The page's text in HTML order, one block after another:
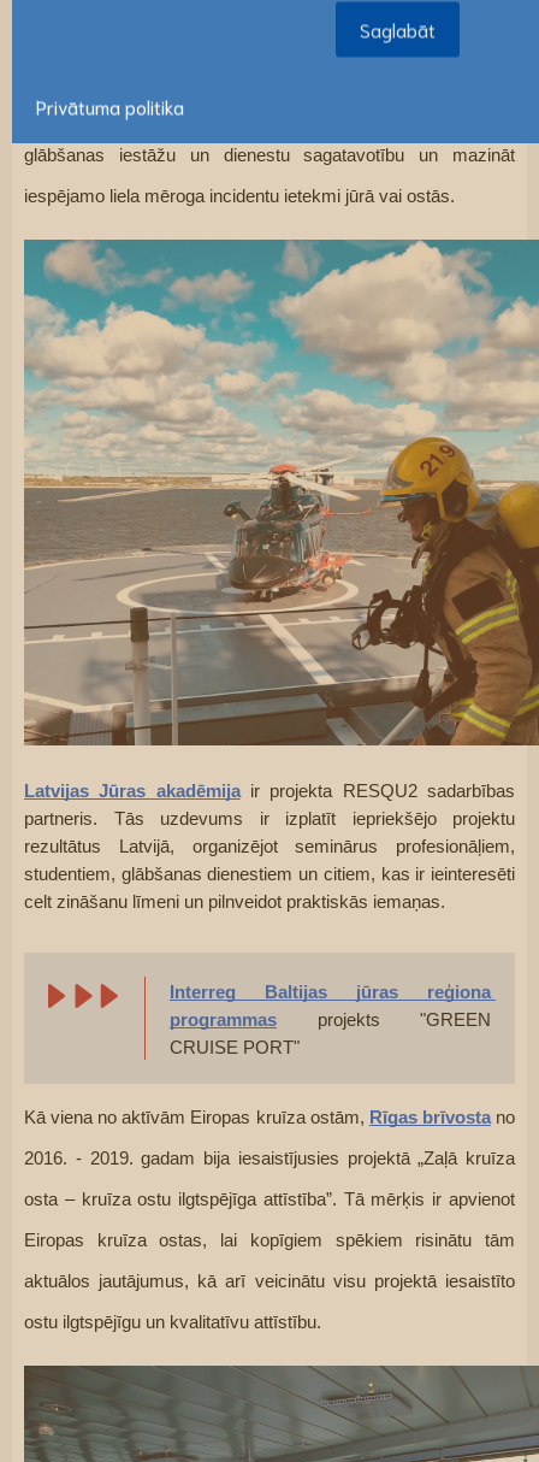
ar to iedzīvotāji var tikt pakļauti negadījuma sekām, piemēram,
noplūdes vietās. RESQU2 projekta mērķis ir palielināt
glābšanas iestāžu un dienestu sagatavotību un mazināt
iespējamo liela mēroga incidentu ietekmi jūrā vai ostās.
Latvijas Jūras akadēmija ir projekta RESQU2 sadarbības
partneris. Tās uzdevums ir izplatīt iepriekšējo projektu
rezultātus Latvijā, organizējot seminārus profesionāļiem,
studentiem, glābšanas dienestiem un citiem, kas ir ieinteresēti
celt zināšanu līmeni un pilnveidot praktiskās iemaņas.
Interreg Baltijas jūras reģiona
programmas projekts "GREEN
CRUISE PORT"
Kā viena no aktīvām Eiropas kruīza ostām, Rīgas brīvosta no
2016. - 2019. gadam bija iesaistījusies projektā „Zaļā kruīza
osta – kruīza ostu ilgtspējīga attīstība”. Tā mērķis ir apvienot
Eiropas kruīza ostas, lai kopīgiem spēkiem risinātu tām
aktuālos jautājumus, kā arī veicinātu visu projektā iesaistīto
ostu ilgtspējīgu un kvalitatīvu attīstību.
Saglabāt
Privātuma politika